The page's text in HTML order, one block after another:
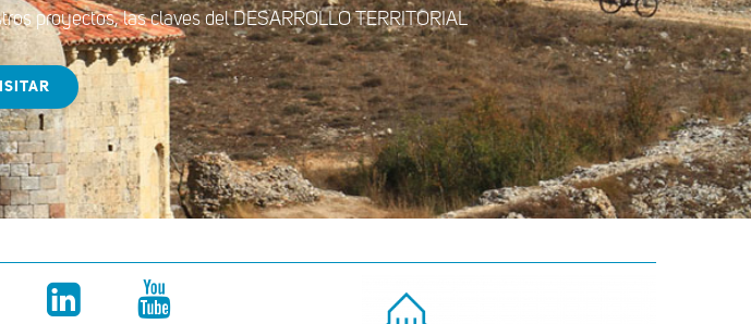
proyectos, las claves del DESARROLLO TERRITORIAL